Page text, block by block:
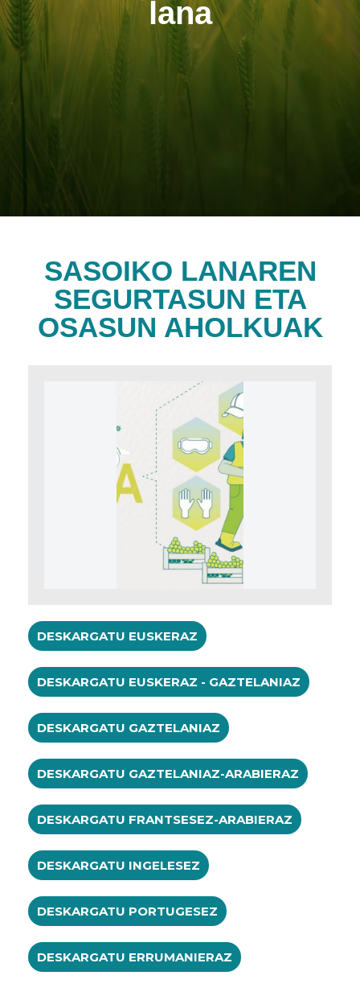
lana
SASOIKO LANAREN
SEGURTASUN ETA
OSASUN AHOLKUAK
DESKARGATU EUSKERAZ
DESKARGATU EUSKERAZ - GAZTELANIAZ
DESKARGATU GAZTELANIAZ
DESKARGATU GAZTELANIAZ-ARABIERAZ
DESKARGATU FRANTSESEZ-ARABIERAZ
DESKARGATU INGELESEZ
DESKARGATU PORTUGESEZ
DESKARGATU ERRUMANIERAZ